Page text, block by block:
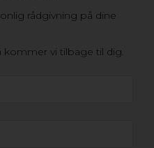
rådgivning på dine
kommer vi tilbage til dig.